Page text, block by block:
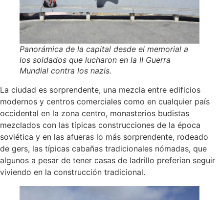
Panorámica de la capital desde el memorial a
los soldados que lucharon en la II Guerra
Mundial contra los nazis.
La ciudad es sorprendente, una mezcla entre edificios
modernos y centros comerciales como en cualquier país
occidental en la zona centro, monasterios budistas
mezclados con las típicas construcciones de la época
soviética y en las afueras lo más sorprendente, rodeado
de gers, las típicas cabañas tradicionales nómadas, que
algunos a pesar de tener casas de ladrillo preferían seguir
viviendo en la construcción tradicional.